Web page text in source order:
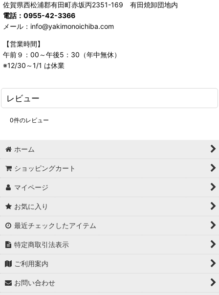
佐賀県西松浦郡有田町赤坂丙2351-169 有田焼卸団地内
電話：0955-42-3366
メール：info@yakimonoichiba.com
【営業時間】
午前９：00～午後5：30（年中無休）
※12/30～1/1 は休業
レビュー
0件のレビュー
ホーム
ショッピングカート
マイページ
お気に入り
最近チェックしたアイテム
特定商取引法表示
ご利用案内
お問い合わせ